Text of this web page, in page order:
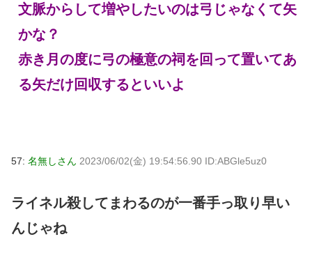
文脈からして増やしたいのは弓じゃなくて矢
かな？
赤き月の度に弓の極意の祠を回って置いてあ
る矢だけ回収するといいよ
57: 名無しさん 2023/06/02(金) 19:54:56.90 ID:ABGle5uz0
ライネル殺してまわるのが一番手っ取り早い
んじゃね